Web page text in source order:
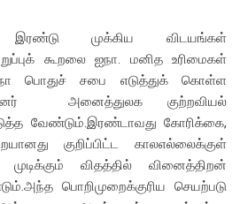
இரண்டு முக்கிய விடயங்கள்
கூறலை ஐநா. மனித உரிமைகள்
பொதுச் சபை எடுத்துக் கொள்ள
அனைத்துலக குற்றவியல்
வேண்டும்.இரண்டாவது கோரிக்கை,
குறிப்பிட்ட காலஎல்லைக்குள்
விதத்தில் வினைத்திறன்
பொறிமுறைக்குரிய செயற்படு